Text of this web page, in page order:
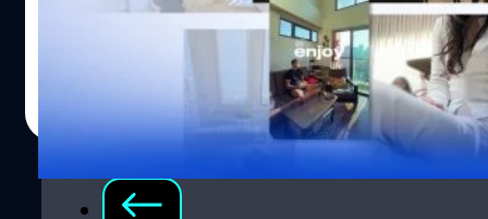
ศักยภาพร่วมกับวงดนตรีสดได้อย่างน่าทึ่ง ด้วยการรวมตัวกัน
ส่งพลังใจผ่านบทเพลงที่มีความหมายสุดลึกซึ้งอย่าง เรือเล็ก
ควรออกจากฝั่ง สร้างความทรงจำอันงดงามและประทับใจให้
กับแฟน ๆ เป็นอย่างมาก ก่อนนำเข้าโชว์เดี่ยวของแต่ละคนโดย
เริ่มจาก V7 โฟกัส ที่มาพร้อมความสนุกในเพลง โกหก ตาม มา
ด้วย…
ถ้าสังเกตดี ๆ จะเห็นว่าลักษณะการถ่ายนั้นจะอยู่ภายในคอน
โดฯ หรือบ้าน และเป็นการตั้งกล้องถ่ายแบบให้เห็นเต็มตัว มี
การถ่ายให้เห็นสิ่งที่กำลังทำอยู่ อย่างการวาดภาพ หรือชงมัต
จะ และไอเดียหลักจะเป็นการถ่ายแบบเห็นแค่คนคนเดียว
คอนเทนต์แนวนี้เรียกว่า 'Solo Living Vlog' หรือคลิปถ่ายชีวิต
คนเดียวแบบเงียบ ๆ ฟีลแบบไม่ได้ทำอะไรมาก แค่จัดห้อง ทำ
กับข้าว หรือชงกาแฟ แต่ทำไมคลิปที่ดูเหมือนไม่มีอะไรแบบนี้
บางคลิปถึงมีคนดูเป็นล้าน ? สรุปแล้วคลิปพวกนี้มีอะไรดี ทำไม
| 30 days ago